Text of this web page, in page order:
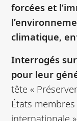
forcées et
climatique,
Interrogés
pour leur
tête «
États
internationale